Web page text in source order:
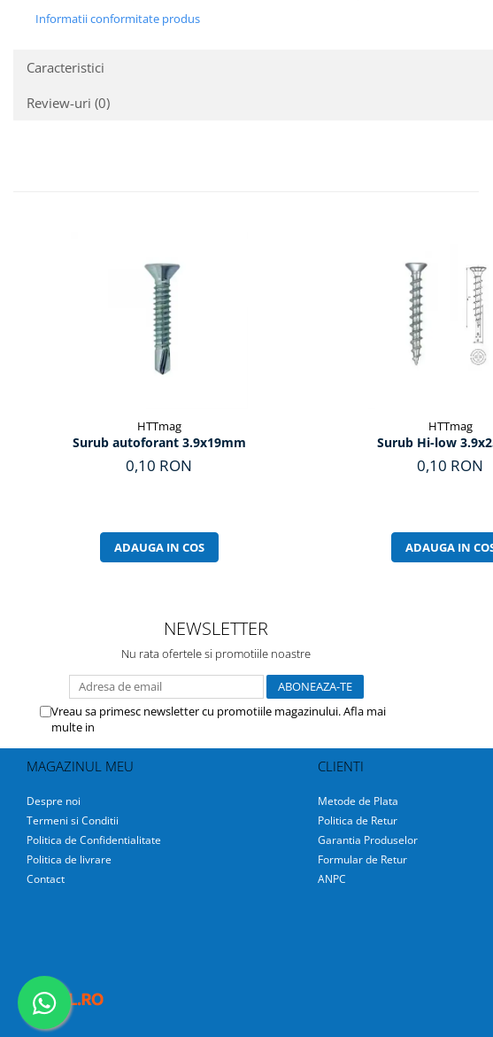
Informatii conformitate produs
Caracteristici
Review-uri (0)
HTTmag
Surub autoforant 3.9x19mm
0,10 RON
ADAUGA IN COS
HTTmag
Surub Hi-low
0,10 RON
ADAUGA IN
NEWSLETTER
Nu rata ofertele si promotiile noastre
Vreau sa primesc newsletter cu promotiile magazinului. Afla mai
multe in
MAGAZINUL MEU
Despre noi
Termeni si Conditii
Politica de Confidentialitate
Politica de livrare
Contact
CLIENTI
Metode de Plata
Politica de Retur
Garantia Produselor
Formular de Retur
ANPC